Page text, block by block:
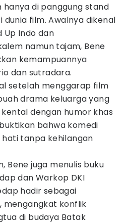
hanya di panggung stand
dunia film. Awalnya dikenal
Up Indo dan
namun tajam, Bene
kemampuannya
dan sutradara.
setelah menggarap film
drama keluarga yang
dengan humor khas
bahwa komedi
tanpa kehilangan
Bene juga menulis buku
dan Warkop DKI
hadir sebagai
mengangkat konflik
di budaya Batak